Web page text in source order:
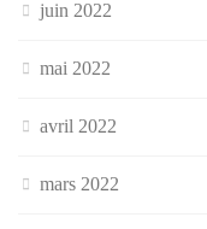
juin 2022
mai 2022
avril 2022
mars 2022